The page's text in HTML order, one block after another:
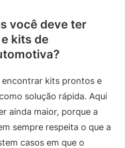
você deve ter
kits de
kits prontos e
solução rápida. Aqui
ainda maior, porque a
sempre respeita o que a
casos em que o